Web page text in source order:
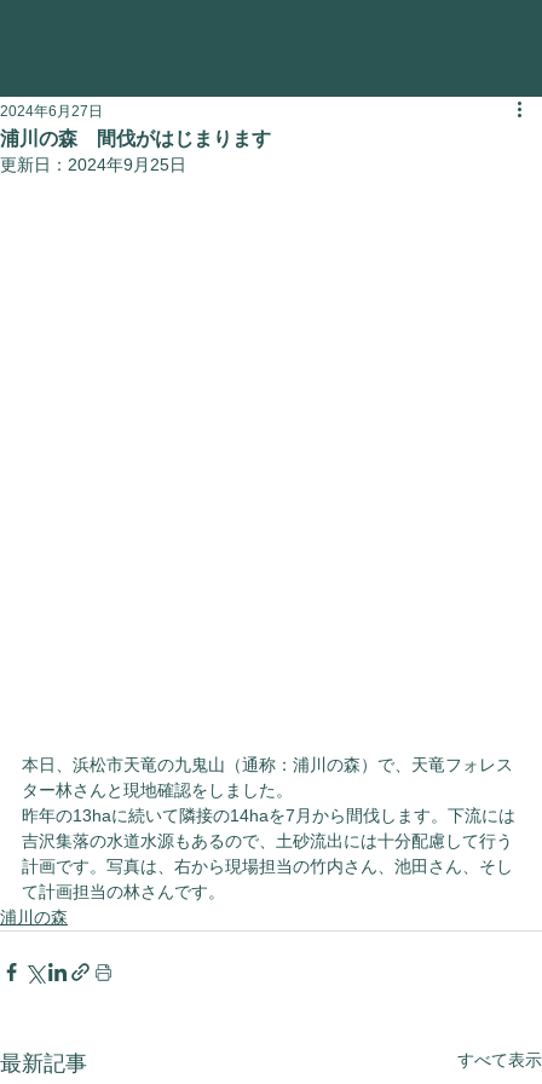
浦川の森 間伐がはじまります
2024年6月27日
更新日： 2024年9月25日
本日、浜松市天竜の九鬼山（通称：浦川の森）で、天竜フォレス
ター林さんと現地確認をしました。
昨年の13haに続いて隣接の14haを7月から間伐します。下流には
吉沢集落の水道水源もあるので、土砂流出には十分配慮して行う
計画です。写真は、右から現場担当の竹内さん、池田さん、そし
て計画担当の林さんです。
浦川の森
最新記事 すべて表示